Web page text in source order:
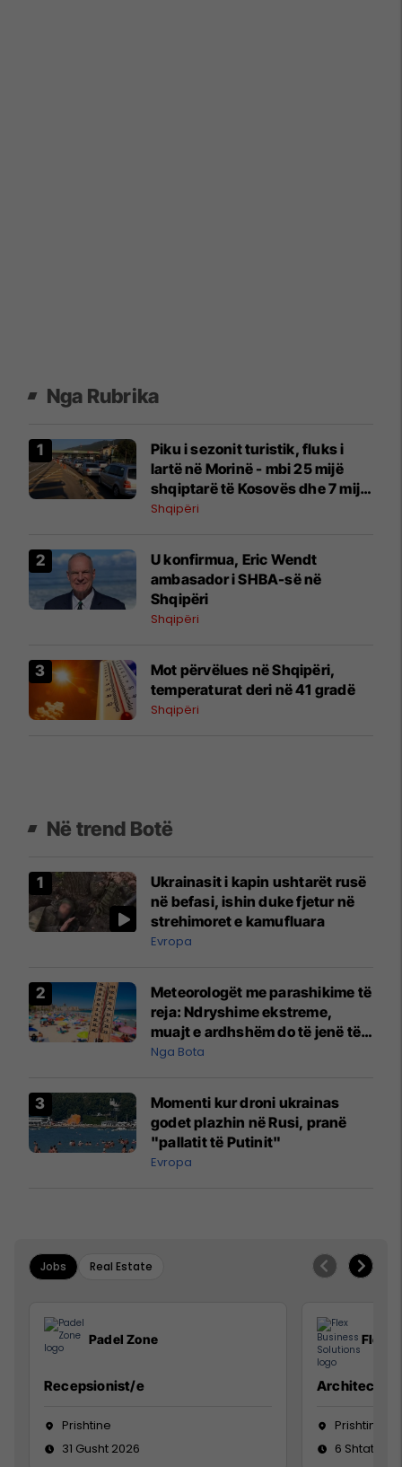
Nga Rubrika
Piku i sezonit turistik, fluks i
lartë në Morinë - mbi 25 mijë
shqiptarë të Kosovës dhe 7 mijë
mjete hyjnë në Shqipëri në
Shqipëri
U konfirmua, Eric Wendt
ambasador i SHBA-së në
Shqipëri
Shqipëri
Mot përvëlues në Shqipëri,
temperaturat deri në 41 gradë
Shqipëri
Në trend Botë
Ukrainasit i kapin ushtarët rusë
në befasi, ishin duke fjetur në
strehimoret e kamufluara
Evropa
Meteorologët me parashikime të
reja: Ndryshime ekstreme,
muajt e ardhshëm do të jenë të
pazakontë
Nga Bota
Momenti kur droni ukrainas
godet plazhin në Rusi, pranë
"pallatit të Putinit"
Evropa
Jobs Real Estate
Padel Zone
Recepsionist/e
Prishtine
31 Gusht 2026
Flex
Architect
Prishtinë
6 Shtator